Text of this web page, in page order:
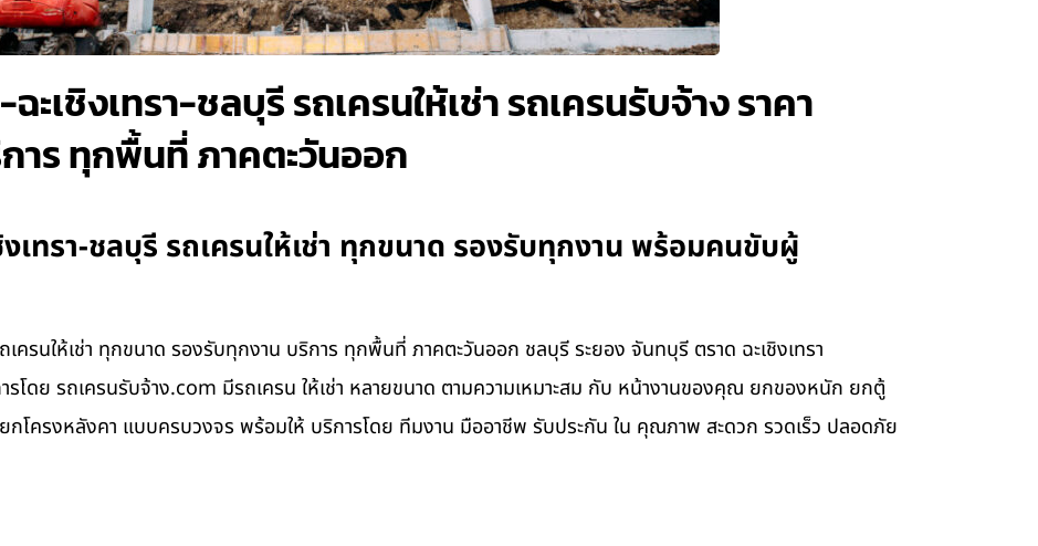
ะเชิงเทรา-ชลบุรี รถเครนให้เช่า รถเครนรับจ้าง ราคา
าร ทุกพื้นที่ ภาคตะวันออก
งเทรา-ชลบุรี รถเครนให้เช่า ทุกขนาด รองรับทุกงาน พร้อมคนขับผู้
ถเครนให้เช่า ทุกขนาด รองรับทุกงาน บริการ ทุกพื้นที่ ภาคตะวันออก ชลบุรี ระยอง จันทบุรี ตราด ฉะเชิงเทรา
รโดย รถเครนรับจ้าง.com มีรถเครน ให้เช่า หลายขนาด ตามความเหมาะสม กับ หน้างานของคุณ ยกของหนัก ยกตู้
กโครงหลังคา แบบครบวงจร พร้อมให้ บริการโดย ทีมงาน มืออาชีพ รับประกัน ใน คุณภาพ สะดวก รวดเร็ว ปลอดภัย